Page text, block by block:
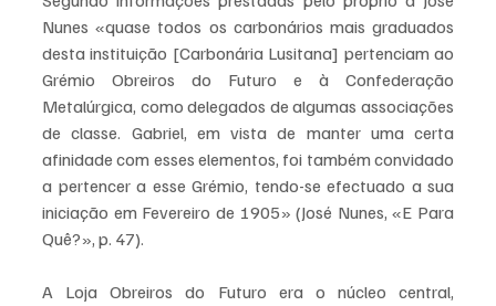
Nunes «quase todos os carbonários mais graduados
desta instituição [Carbonária Lusitana] pertenciam ao
Grémio Obreiros do Futuro e à Confederação
Metalúrgica, como delegados de algumas associações
de classe. Gabriel, em vista de manter uma certa
afinidade com esses elementos, foi também convidado
a pertencer a esse Grémio, tendo-se efectuado a sua
iniciação em Fevereiro de 1905» (José Nunes, «E Para
Quê?», p. 47).
A Loja Obreiros do Futuro era o núcleo central,